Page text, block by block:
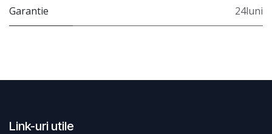
Garantie 24luni
Link-uri utile